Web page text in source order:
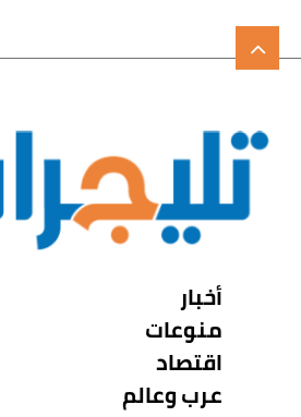
أخبار
منوعات
اقتصاد
عرب وعالم